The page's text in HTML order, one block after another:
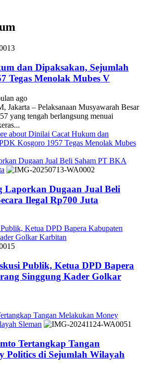
dan Dipaksakan, Sejumlah
Tegas Menolak Mubes V
ago
– Pelaksanaan Musyawarah Besar
yang tengah berlangsung menuai
about Dinilai Cacat Hukum dan
Kosgoro 1957 Tegas Menolak Mubes
Dugaan Jual Beli Saham PT BKA
Laporkan Dugaan Jual Beli
Ilegal Rp700 Juta
Ketua DPD Bapera Kabupaten
Golkar Karbitan
Publik, Ketua DPD Bapera
Singgung Kader Golkar
Tangan Melakukan Money
Sleman
Tertangkap Tangan
Politics di Sejumlah Wilayah